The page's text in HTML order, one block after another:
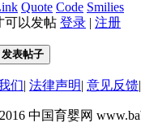
Quote Code Smilies
可以发帖 登录 | 注册
发表帖子
们| 法律声明| 意见反馈|
中国育婴网